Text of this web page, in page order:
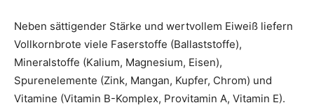
Neben sättigender Stärke und wertvollem Eiweiß liefern
Vollkornbrote viele Faserstoffe (Ballaststoffe),
Mineralstoffe (Kalium, Magnesium, Eisen),
Spurenelemente (Zink, Mangan, Kupfer, Chrom) und
Vitamine (Vitamin B-Komplex, Provitamin A, Vitamin E).